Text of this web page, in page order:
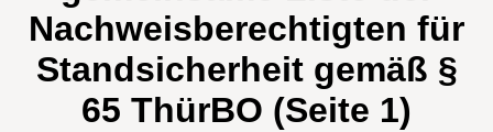
Nachweisberechtigten für
Standsicherheit gemäß §
65 ThürBO (Seite 1)